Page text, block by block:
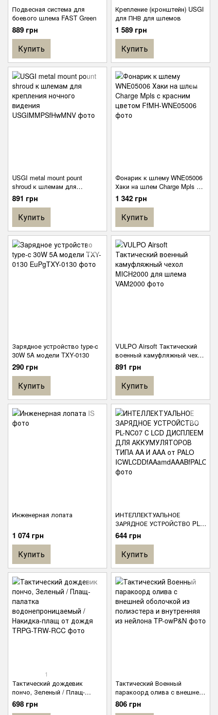
Подвесная система для
боевого шлема FAST Green
889 грн
Купить
Крепление (кронштейн) USGI
для ПНВ для шлемов
1 589 грн
Купить
USGI metal mount pount
shroud к шлемам для
крепления ночного видения
891 грн
Купить
Фонарик к шлему WNE05006
Хаки на шлем Charge Mpls с
красним цветом
1 342 грн
Купить
Зарядное устройство type-c
30W 5A модели TXY-0130
290 грн
Купить
VULPO Airsoft Тактический
военный камуфляжный чехол
MICH2000 для шлема
891 грн
Купить
Инженерная лопата
1 074 грн
Купить
ИНТЕЛЛЕКТУАЛЬНОЕ
ЗАРЯДНОЕ УСТРОЙСТВО PL-
NC07 С LCD ДИСПЛЕЕМ ДЛЯ
АККУМУЛЯТОРОВ ТИПА AA И
AAA от PALO
644 грн
Купить
1
Тактический дождевик
пончо, Зеленый / Плащ-
палатка водонепроницаемый
/ Накидка-плащ от дождя
698 грн
Тактический Военный
паракоорд олива с внешней
оболочкой из полиэстера и
внутренняя из нейлона
806 грн